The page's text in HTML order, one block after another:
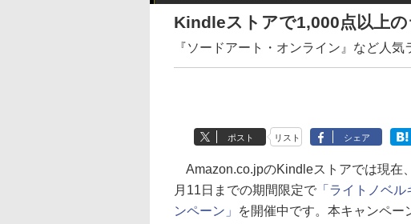
Kindleストアで1,000点以上
『ソードアート・オンライン』など人
ポスト リスト シェア
Amazon.co.jpのKindleストアでは現在
月11日までの期間限定で 「ライトノベル
ンペーン」
を開催中です。本キャンペー